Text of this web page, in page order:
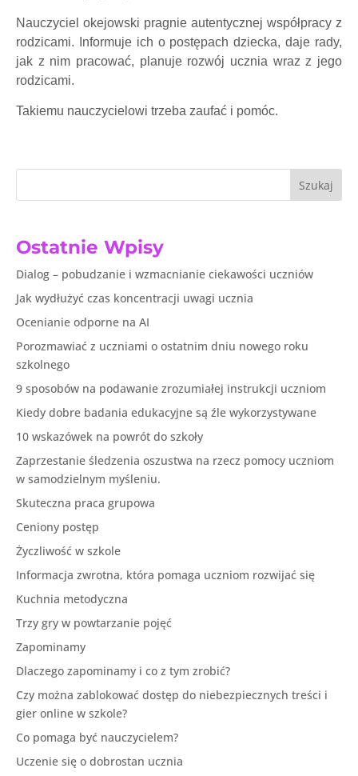
Nauczyciel okejowski pragnie autentycznej współpracy z
rodzicami. Informuje ich o postępach dziecka, daje rady,
jak z nim pracować, planuje rozwój ucznia wraz z jego
rodzicami.
Takiemu nauczycielowi trzeba zaufać i pomóc.
Szukaj
Ostatnie Wpisy
Dialog – pobudzanie i wzmacnianie ciekawości uczniów
Jak wydłużyć czas koncentracji uwagi ucznia
Ocenianie odporne na AI
Porozmawiać z uczniami o ostatnim dniu nowego roku
szkolnego
9 sposobów na podawanie zrozumiałej instrukcji uczniom
Kiedy dobre badania edukacyjne są źle wykorzystywane
10 wskazówek na powrót do szkoły
Zaprzestanie śledzenia oszustwa na rzecz pomocy uczniom
w samodzielnym myśleniu.
Skuteczna praca grupowa
Ceniony postęp
Życzliwość w szkole
Informacja zwrotna, która pomaga uczniom rozwijać się
Kuchnia metodyczna
Trzy gry w powtarzanie pojęć
Zapominamy
Dlaczego zapominamy i co z tym zrobić?
Czy można zablokować dostęp do niebezpiecznych treści i
gier online w szkole?
Co pomaga być nauczycielem?
Uczenie się o dobrostan ucznia